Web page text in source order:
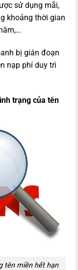
sử dụng mãi,
khoảng thời gian
bị gián đoạn
nạp phí duy trì
trạng của tên
tên miền hết hạn